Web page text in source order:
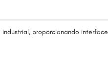
proporcionando interface